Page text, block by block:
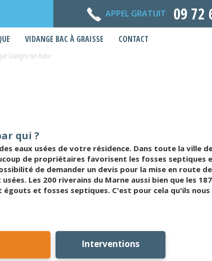
APPEL GRATUIT 09 72
VIDANGE BAC À GRAISSE CONTACT
Granges-sur-Aube
qui ?
eaux usées de votre résidence. Dans toute la ville
de propriétaires favorisent les fosses septiques
de demander un devis pour la mise en route
Les 200 riverains du Marne aussi bien que les
et fosses septiques. C'est pour cela qu'ils nous
Interventions